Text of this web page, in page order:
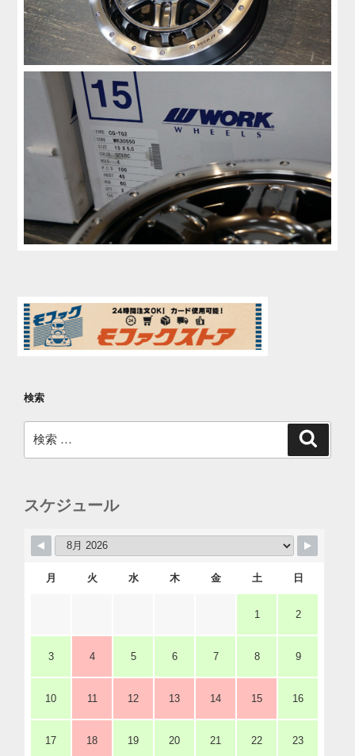
検索
索:
スケジュール
月 火 水 木 金 土 日
1 2
3 4 5 6 7 8 9
10 11 12 13 14 15 16
17 18 19 20 21 22 23